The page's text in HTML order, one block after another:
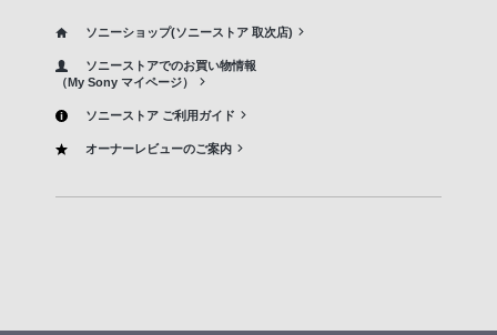
ソニーショップ(ソニーストア 取次店)
ソニーストアでのお買い物情報
（My Sony マイページ）
ソニーストア ご利用ガイド
オーナーレビューのご案内